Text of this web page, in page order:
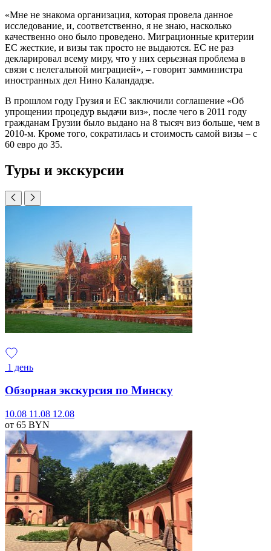
«Мне не знакома организация, которая провела данное
исследование, и, соответственно, я не знаю, насколько
качественно оно было проведено. Миграционные критерии
ЕС жесткие, и визы так просто не выдаются. ЕС не раз
декларировал всему миру, что у них серьезная проблема в
связи с нелегальной миграцией», – говорит замминистра
иностранных дел Нино Каландадзе.
В прошлом году Грузия и ЕС заключили соглашение «Об
упрощении процедур выдачи виз», после чего в 2011 году
гражданам Грузии было выдано на 8 тысяч виз больше, чем в
2010-м. Кроме того, сократилась и стоимость самой визы – с
60 евро до 35.
Туры и экскурсии
1 день
Обзорная экскурсия по Минску
10.08 11.08 12.08
от 65 BYN